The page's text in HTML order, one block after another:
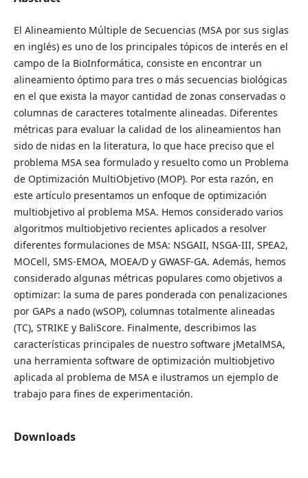
El Alineamiento Múltiple de Secuencias (MSA por sus siglas
en inglés) es uno de los principales tópicos de interés en el
campo de la BioInformática, consiste en encontrar un
alineamiento óptimo para tres o más secuencias biológicas
en el que exista la mayor cantidad de zonas conservadas o
columnas de caracteres totalmente alineadas. Diferentes
métricas para evaluar la calidad de los alineamientos han
sido de nidas en la literatura, lo que hace preciso que el
problema MSA sea formulado y resuelto como un Problema
de Optimización MultiObjetivo (MOP). Por esta razón, en
este artículo presentamos un enfoque de optimización
multiobjetivo al problema MSA. Hemos considerado varios
algoritmos multiobjetivo recientes aplicados a resolver
diferentes formulaciones de MSA: NSGAII, NSGA-III, SPEA2,
MOCell, SMS-EMOA, MOEA/D y GWASF-GA. Además, hemos
considerado algunas métricas populares como objetivos a
optimizar: la suma de pares ponderada con penalizaciones
por GAPs a nado (wSOP), columnas totalmente alineadas
(TC), STRIKE y BaliScore. Finalmente, describimos las
características principales de nuestro software jMetalMSA,
una herramienta software de optimización multiobjetivo
aplicada al problema de MSA e ilustramos un ejemplo de
trabajo para fines de experimentación.
Downloads